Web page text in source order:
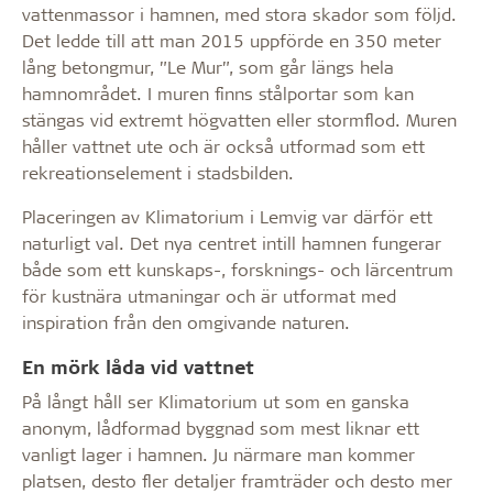
vattenmassor i hamnen, med stora skador som följd.
Det ledde till att man 2015 uppförde en 350 meter
lång betongmur, ”Le Mur”, som går längs hela
hamnområdet. I muren finns stålportar som kan
stängas vid extremt högvatten eller stormflod. Muren
håller vattnet ute och är också utformad som ett
rekreationselement i stadsbilden.
Placeringen av Klimatorium i Lemvig var därför ett
naturligt val. Det nya centret intill hamnen fungerar
både som ett kunskaps-, forsknings- och lärcentrum
för kustnära utmaningar och är utformat med
inspiration från den omgivande naturen.
En mörk låda vid vattnet
På långt håll ser Klimatorium ut som en ganska
anonym, lådformad byggnad som mest liknar ett
vanligt lager i hamnen. Ju närmare man kommer
platsen, desto fler detaljer framträder och desto mer